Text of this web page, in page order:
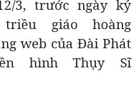
3, trước ngày kỷ
giáo hoàng
web của Đài Phát
hình Thụy Sĩ